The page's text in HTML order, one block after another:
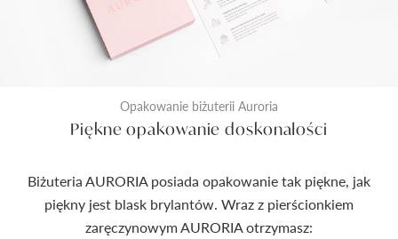
Opakowanie biżuterii Auroria
Piękne opakowanie doskonałości
Biżuteria AURORIA posiada opakowanie tak piękne, jak
piękny jest blask brylantów. Wraz z pierścionkiem
zaręczynowym AURORIA otrzymasz: